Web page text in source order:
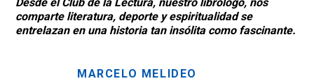
comparte literatura, deporte y espiritualidad se
entrelazan en una historia tan insólita como fascinante.
MARCELO MELIDEO